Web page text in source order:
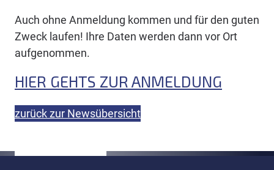
Auch ohne Anmeldung kommen und für den guten
Zweck laufen! Ihre Daten werden dann vor Ort
aufgenommen.
HIER GEHTS ZUR ANMELDUNG
zurück zur Newsübersicht